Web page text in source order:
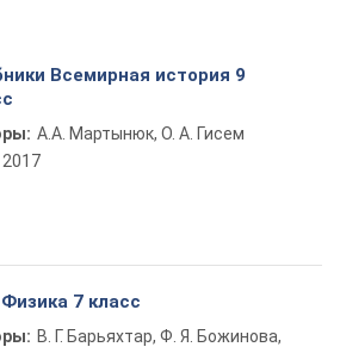
Всемирная история 9
А.А. Мартынюк, О. А. Гисем
2017
7 класс
В. Г. Барьяхтар, Ф. Я. Божинова,